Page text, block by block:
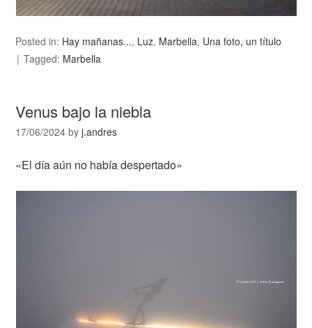
Posted in: Hay mañanas..., Luz, Marbella, Una foto, un título
Tagged: Marbella
Venus bajo la niebla
17/06/2024 byj.andres
«El día aún no había despertado»